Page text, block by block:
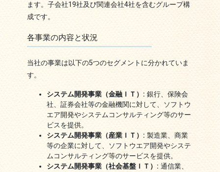
ます。子会社19社及び関連会社4社を含むグループ構
成です。
各事業の内容と状況
当社の事業は以下の5つのセグメントに分かれていま
す。
システム開発事業（金融ＩＴ）: 銀行、保険会
社、証券会社等の金融機関に対して、ソフトウ
エア開発やシステムコンサルティング等のサー
ビスを提供。
システム開発事業（産業ＩＴ）: 製造業、商業
等の企業に対して、ソフトウエア開発やシステ
ムコンサルティング等のサービスを提供。
システム開発事業（社会基盤ＩＴ）: 通信業、